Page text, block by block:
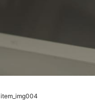
item_img004